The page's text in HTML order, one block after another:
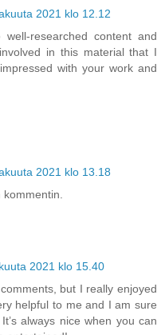
2021 klo 12.12
researched content and
in this material that I
with your work and
2021 klo 13.18
kommentin.
2021 klo 15.40
but I really enjoyed
helpful to me and I am sure
always nice when you can